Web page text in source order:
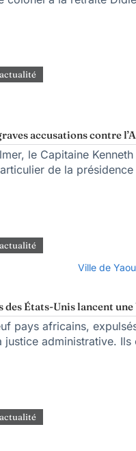
accusations contre
le Capitaine
de la
des États-Unis lancent
pays africains,
justice administrative. Ils